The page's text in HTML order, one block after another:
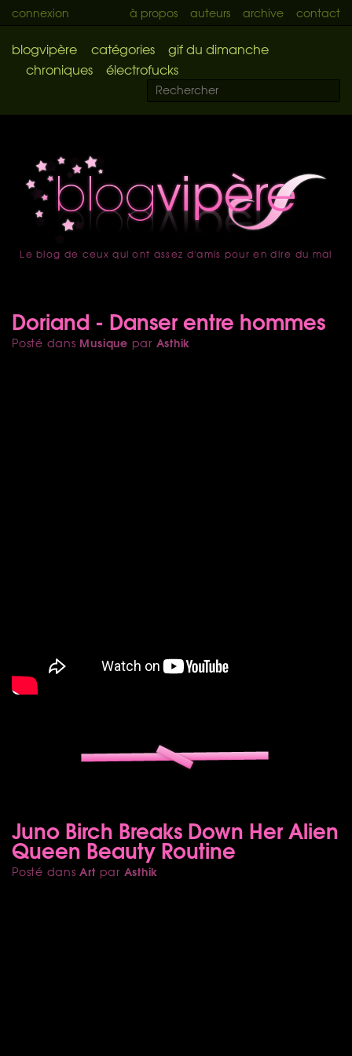
connexion à propos auteurs archive contact
blogvipère catégories
gif du dimanche
chroniques
électrofucks
accueil
Le blog de ceux qui ont assez d'amis pour en dire du mal
Doriand - Danser entre hommes
Posté dans Musique par Asthik
Juno Birch Breaks Down Her Alien
Queen Beauty Routine
Posté dansArt par Asthik